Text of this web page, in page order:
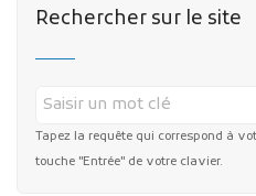
Rechercher sur le site
Tapez la requête qui correspond à
touche "Entrée" de votre clavier.